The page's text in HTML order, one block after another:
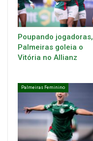
Poupando jogadoras,
Palmeiras goleia o
Vitória no Allianz
Palmeiras Feminino